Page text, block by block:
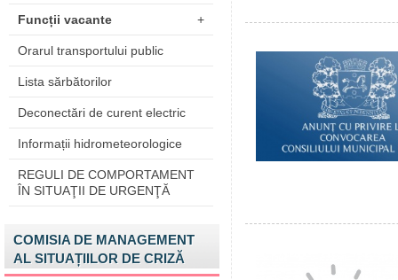
Funcții vacante +
Orarul transportului public
Lista sărbătorilor
Deconectări de curent electric
Informații hidrometeorologice
REGULI DE COMPORTAMENT
ÎN SITUAŢII DE URGENŢĂ
COMISIA DE MANAGEMENT
AL SITUAȚIILOR DE CRIZĂ